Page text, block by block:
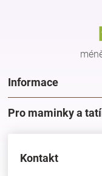
Informace
Pro maminky a
Kontakt